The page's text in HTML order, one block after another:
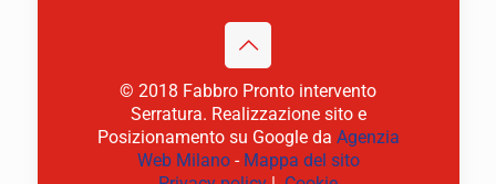
© 2018 Fabbro Pronto intervento
Serratura. Realizzazione sito e
Posizionamento su Google da Agenzia
Web Milano- Mappa del sito